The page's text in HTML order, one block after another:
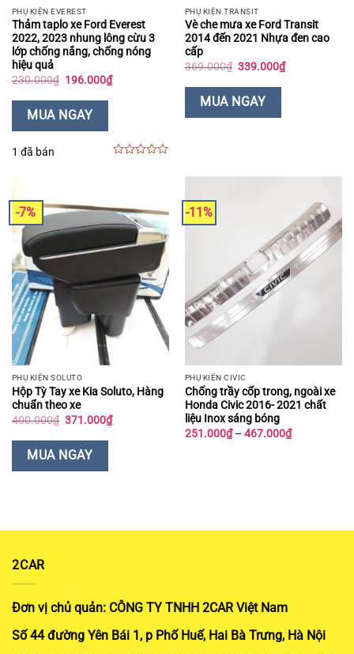
PHỤ KIỆN EVEREST
Thảm taplo xe Ford Everest
2022, 2023 nhung lông cừu 3
lớp chống nắng, chống nóng
hiệu quả
230.000₫ Giá
là:
230.000₫.
196.000₫Giá
hiện
MUA NGAY
1 đã bán
PHỤ KIỆN TRANSIT
Vè che mưa xe Ford Transit
2014 đến 2021 Nhựa đen cao
cấp
369.000₫ Giá
là:
369.000₫.
339.000₫Giá
hiện
MUA NGAY
-7%
PHỤ KIỆN SOLUTO
Hộp Tỳ Tay xe Kia Soluto, Hàng
chuẩn theo xe
400.000₫ Giá
là:
400.000₫.
371.000₫Giá
hiện
MUA NGAY
-11%
PHỤ KIỆN CIVIC
Chống trầy cốp trong, ngoài xe
Honda Civic 2016- 2021 chất
liệu Inox sáng bóng
251.000₫ – 467.000₫Khoảng
giá:
2CAR
Đơn vị chủ quản: CÔNG TY TNHH 2CAR Việt Nam
Số 44 đường Yên Bái 1, p Phố Huế, Hai Bà Trưng, Hà Nội